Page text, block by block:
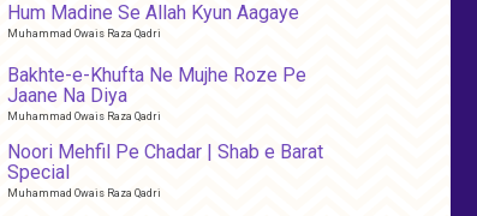
Hum Madine Se Allah Kyun Aagaye
Muhammad Owais Raza Qadri
Bakhte-e-Khufta Ne Mujhe Roze Pe
Jaane Na Diya
Muhammad Owais Raza Qadri
Noori Mehfil Pe Chadar | Shab e Barat
Special
Muhammad Owais Raza Qadri